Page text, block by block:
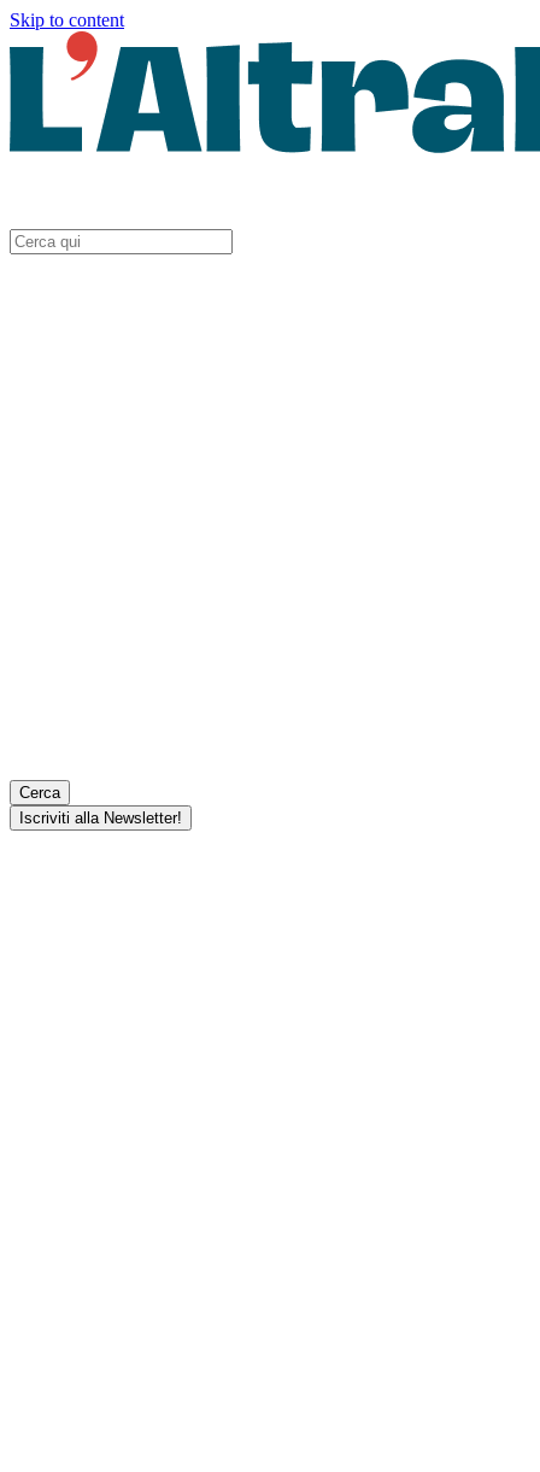
Skip to content
Cerca
Iscriviti alla Newsletter!